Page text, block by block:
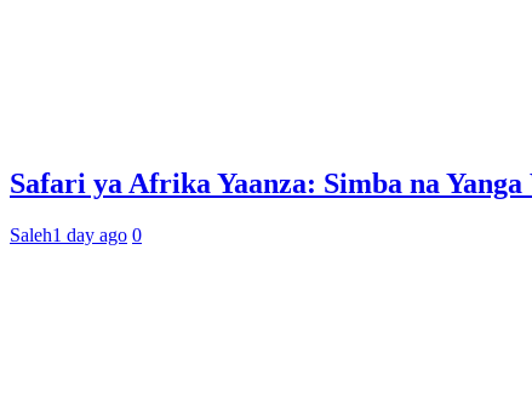
Safari ya Afrika Yaanza: Simba na
Saleh1 day ago 0